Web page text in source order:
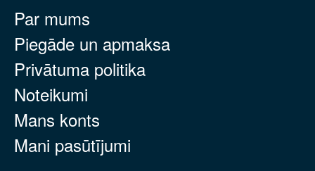
Par mums
Piegāde un apmaksa
Privātuma politika
Noteikumi
Mans konts
Mani pasūtījumi